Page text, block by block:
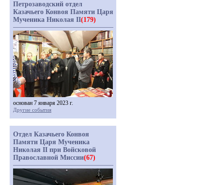
Петрозаводский отдел
Казачьего Конвоя Памяти Царя
Мученика Николая II(179)
основан 7 января 2023 г.
Другие события
Отдел Казачьего Конвоя
Памяти Царя Мученика
Николая II при Войсковой
Православной Миссии(67)